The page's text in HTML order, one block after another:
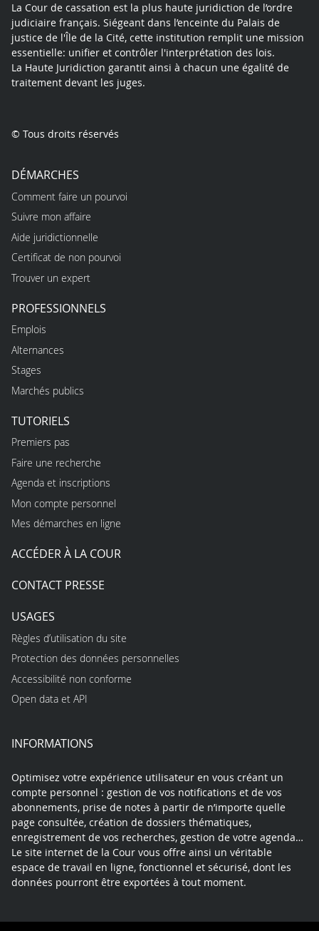
La Cour de cassation est la plus haute juridiction de l’ordre
judiciaire français. Siégeant dans l’enceinte du Palais de
justice de l'Île de la Cité, cette institution remplit une mission
essentielle: unifier et contrôler l'interprétation des lois.
La Haute Juridiction garantit ainsi à chacun une égalité de
traitement devant les juges.
© Tous droits réservés
DÉMARCHES
Comment faire un pourvoi
Suivre mon affaire
Aide juridictionnelle
Certificat de non pourvoi
Trouver un expert
PROFESSIONNELS
Emplois
Alternances
Stages
Marchés publics
TUTORIELS
Premiers pas
Faire une recherche
Agenda et inscriptions
Mon compte personnel
Mes démarches en ligne
ACCÉDER À LA COUR
CONTACT PRESSE
USAGES
Règles d’utilisation du site
Protection des données personnelles
Accessibilité non conforme
Open data et API
INFORMATIONS
Optimisez votre expérience utilisateur en vous créant un
compte personnel : gestion de vos notifications et de vos
abonnements, prise de notes à partir de n’importe quelle
page consultée, création de dossiers thématiques,
enregistrement de vos recherches, gestion de votre agenda…
Le site internet de la Cour vous offre ainsi un véritable
espace de travail en ligne, fonctionnel et sécurisé, dont les
données pourront être exportées à tout moment.